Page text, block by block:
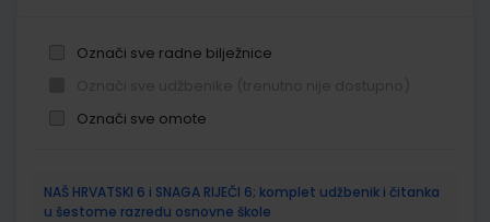
Označi sve radne bilježnice
Označi sve omote
proizvodi
NAŠ HRVATSKI 6 i SNAGA RIJEČI 6; komplet udžbenik i čitanka
u šestome razredu osnovne škole